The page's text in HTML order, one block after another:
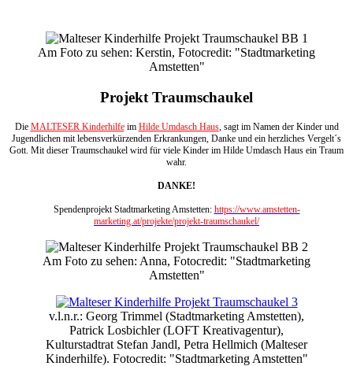
Am Foto zu sehen: Kerstin, Fotocredit: "Stadtmarketing
Amstetten"
Projekt Traumschaukel
Die MALTESER Kinderhilfeim Hilde Umdasch Haus, sagt im Namen der Kinder und
Jugendlichen mit lebensverkürzenden Erkrankungen, Danke und ein herzliches Vergelt´s
Gott. Mit dieser Traumschaukel wird für viele Kinder im Hilde Umdasch Haus ein Traum
wahr.
DANKE!
Spendenprojekt Stadtmarketing Amstetten: https://www.amstetten-
marketing.at/projekte/projekt-traumschaukel/
Am Foto zu sehen: Anna, Fotocredit: "Stadtmarketing
Amstetten"
v.l.n.r.: Georg Trimmel (Stadtmarketing Amstetten),
Patrick Losbichler (LOFT Kreativagentur),
Kulturstadtrat Stefan Jandl, Petra Hellmich (Malteser
Kinderhilfe). Fotocredit: "Stadtmarketing Amstetten"